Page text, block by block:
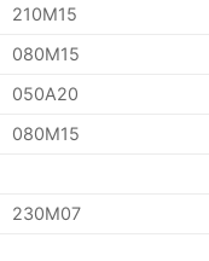
210M15
080M15
050A20
080M15
230M07